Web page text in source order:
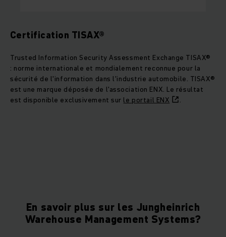
Certification TISAX®
Trusted Information Security Assessment Exchange TISAX®
: norme internationale et mondialement reconnue pour la
sécurité de l'information dans l'industrie automobile. TISAX®
est une marque déposée de l'association ENX. Le résultat
est disponible exclusivement sur le portail ENX .
En savoir plus sur les Jungheinrich
Warehouse Management Systems?